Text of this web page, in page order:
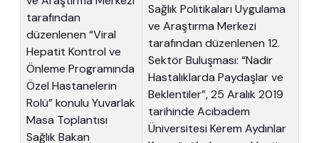
tarafından
düzenlenen “Viral
Hepatit Kontrol ve
Önleme Programında
Özel Hastanelerin
Rolü” konulu Yuvarlak
Masa Toplantısı
Sağlık Bakan
Sağlık Politikaları Uygulama
ve Araştırma Merkezi
tarafından düzenlenen 12.
Sektör Buluşması: “Nadir
Hastalıklarda Paydaşlar ve
Beklentiler”, 25 Aralık 2019
tarihinde Acıbadem
Üniversitesi Kerem Aydınlar